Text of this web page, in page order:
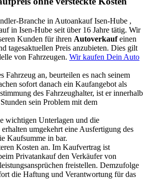
Branche in Autoankauf Isen-Hube ,
in Isen-Hube seit über 16 Jahre tätig. Wir
Kunden für ihren Autoverkaufeinen
tagesaktuellen Preis anzubieten. Dies gilt
von Fahrzeugen. Wir kaufen Dein Auto
Fahrzeug an, beurteilen es nach seinem
sofort danach ein Kaufangebot als
des Fahrzeughalter, ist er innerhalb
sein Problem mit dem
wichtigen Unterlagen und die
umgekehrt eine Ausfertigung des
Kaufsumme in bar.
Kosten an. Im Kaufvertrag ist
Privatankauf den Verkäufer von
freistellen. Demzufolge
die Haftung und Verantwortung für das